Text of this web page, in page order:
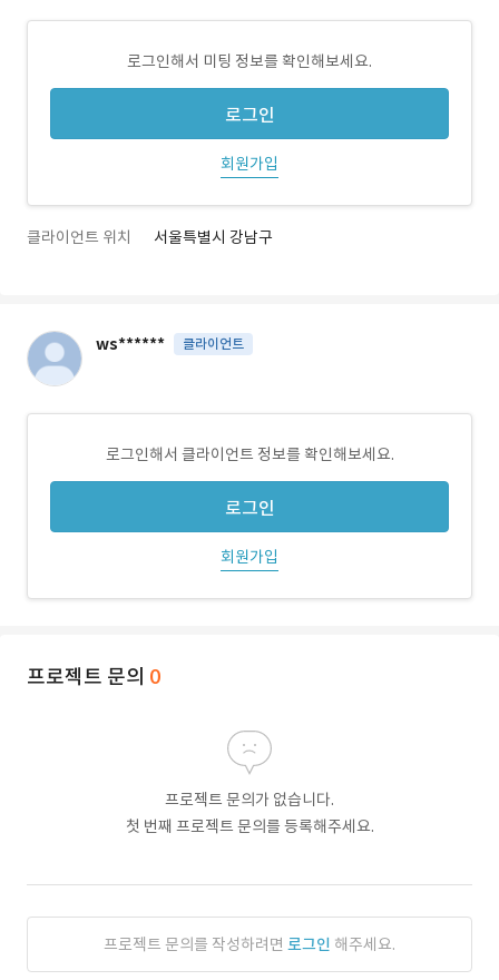
로그인해서 미팅 정보를 확인해보세요.
로그인
회원가입
클라이언트 위치 서울특별시 강남구
ws****** 클라이언트
로그인해서 클라이언트 정보를 확인해보세요.
로그인
회원가입
프로젝트 문의 0
프로젝트 문의가 없습니다.
첫 번째 프로젝트 문의를 등록해주세요.
프로젝트 문의를 작성하려면 로그인 해주세요.